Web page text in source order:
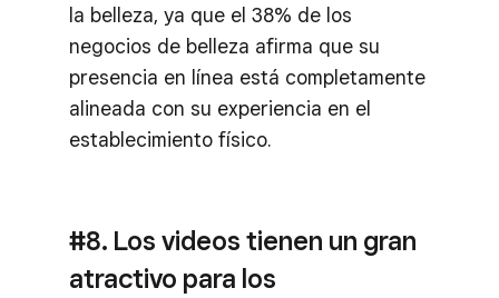
la belleza, ya que el 38% de los
negocios de belleza afirma que su
presencia en línea está completamente
alineada con su experiencia en el
establecimiento físico.
#8. Los videos tienen un gran
atractivo para los